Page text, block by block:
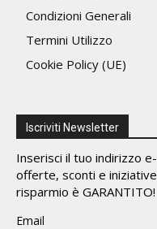
Condizioni Generali
Termini Utilizzo
Cookie Policy (UE)
Iscriviti Newsletter
Inserisci il tuo indirizzo
offerte, sconti e
risparmio è GARANTITO!
Email